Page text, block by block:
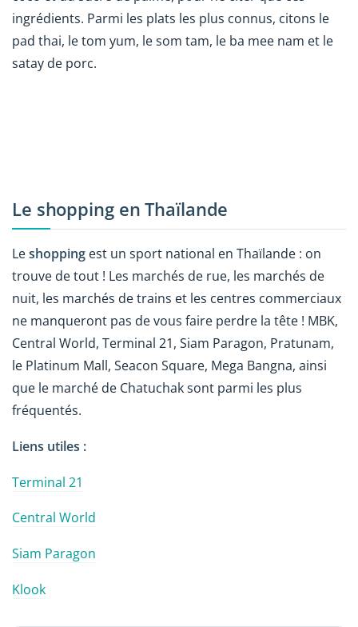
ingrédients. Parmi les plats les plus connus, citons le
pad thai, le tom yum, le som tam, le ba mee nam et le
satay de porc.
Le shopping en Thaïlande
Leshopping est un sport national en Thaïlande : on
trouve de tout ! Les marchés de rue, les marchés de
nuit, les marchés de trains et les centres commerciaux
ne manqueront pas de vous faire perdre la tête ! MBK,
Central World, Terminal 21, Siam Paragon, Pratunam,
le Platinum Mall, Seacon Square, Mega Bangna, ainsi
que le marché de Chatuchak sont parmi les plus
fréquentés.
Liens utiles :
Terminal 21
Central World
Siam Paragon
Klook